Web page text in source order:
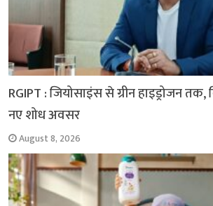
RGIPT : जियोसाइंस से ग्रीन हाइड्रोजन तक,
नए शोध अवसर
August 8, 2026